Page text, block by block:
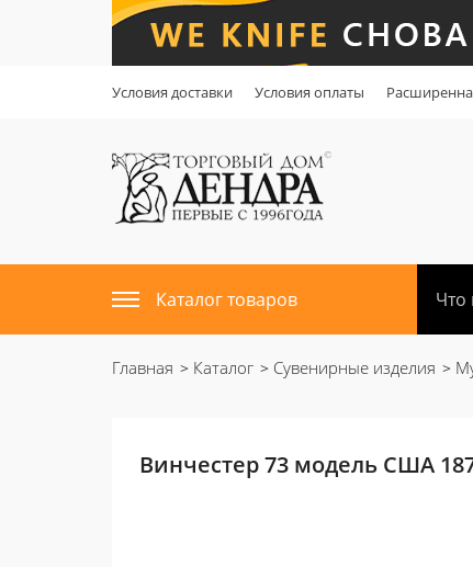
Условия доставки Условия оплаты
Каталог товаров
Главная Каталог Сувенирные изделия
Винчестер 73 модель США